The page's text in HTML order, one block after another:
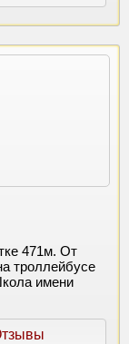
471м. От
троллейбусе
имени